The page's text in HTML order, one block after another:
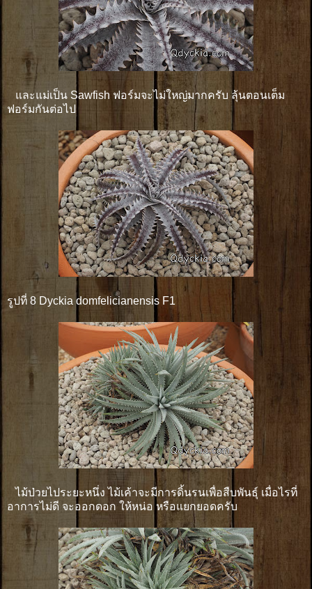
และแม่เป็น Sawfish ฟอร์มจะไม่ใหญ่มากครับ ลุ้นตอนเต็ม
ฟอร์มกันต่อไป
รูปที่ 8 Dyckia domfelicianensis F1
ไม้ป่วยไประยะหนึ่ง ไม้เค้าจะมีการดิ้นรนเพื่อสืบพันธุ์ เมื่อไรที่
อาการไม่ดี จะออกดอก ให้หน่อ หรือแยกยอดครับ